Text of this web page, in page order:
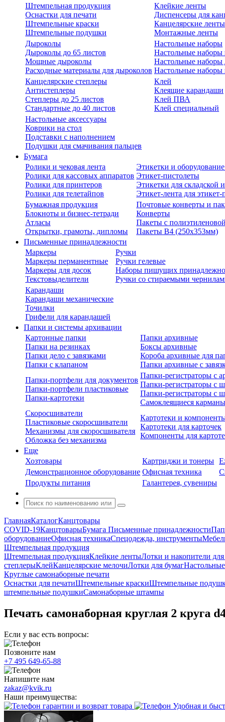
Штемпельная продукция
Оснастки для печати
Штемпельные краски
Штемпельные подушки
Клейкие ленты
Диспенсеры для
Канцелярские ленты
Монтажные ленты
Дыроколы
Дыроколы до 65 листов
Мощные дыроколы
Расходные материалы для дыроколов
Настольные наборы
Настольные наборы
Настольные наборы
Настольные наборы
Канцелярские степлеры
Антистеплеры
Степлеры до 25 листов
Стандартные до 40 листов
Клей
Клеящие карандаши
Клей ПВА
Клей специальный
Настольные аксессуары
Коврики на стол
Подставки с наполнением
Подушки для смачивания пальцев
Бумага
Ролики и чековая лента
Ролики для кассовых аппаратов
Ролики для принтеров
Ролики для телетайпов
Этикетки и
Этикет-пистолеты
Этикетки для
Этикет-лента для этикет-
Бумажная продукция
Блокноты и бизнес-тетради
Атласы
Открытки, грамоты, дипломы
Почтовые конверты и
Конверты
Пакеты с
Пакеты В4 (250х353мм)
Письменные принадлежности
Маркеры
Маркеры перманентные
Маркеры для досок
Текстовыделители
Ручки
Ручки гелевые
Наборы пишущих
Ручки со стираемыми
Карандаши
Карандаши механические
Точилки
Грифели для карандашей
Папки и системы архивации
Картонные папки
Папки на резинках
Папки дело с завязками
Папки с клапаном
Папки архивные
Боксы архивные
Короба архивные для
Папки архивные с
Папки-портфели для документов
Папки-портфели пластиковые
Папки-картотеки
Папки-регистраторы с
Папки-регистраторы с
Папки-регистраторы с
Самоклеящиеся
Скоросшиватели
Пластиковые скоросшиватели
Механизмы для скоросшивателя
Обложка без механизма
Картотеки и
Картотеки для карточек
Компоненты для
Еще
Хозтовары
Картриджи и тонеры
Демонстрационное оборудование Офисная техника
Продукты питания
Галантерея, сувениры
ГлавнаяКаталогКанцтовары
COVID-19КанцтоварыБумага Письменные принадлежности
оборудованиеОфисная техникаСпецодежда, инструменты
Штемпельная продукция
Штемпельная продукцияКлейкие лентыЛотки и накопители
степлерыКлейКанцелярские мелочиЛотки для бумаг
Круглые самонаборные печати
Оснастки для печатиШтемпельные краскиШтемпельные
штемпельные подушкиСамонаборные штампы
Печать самонаборная круглая 2 круга
Если у вас есть вопросы:
Позвоните нам
+7 495 649-65-88
Напишите нам
zakaz@kvik.ru
Наши преимущества:
гарантии и возврат товара
Удобная и